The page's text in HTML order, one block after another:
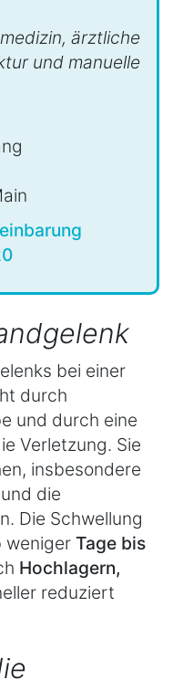
ärztliche
und manuelle
bei einer
durch
und durch eine
Verletzung. Sie
insbesondere
die
Die Schwellung
weniger Tage bis
Hochlagern,
reduziert